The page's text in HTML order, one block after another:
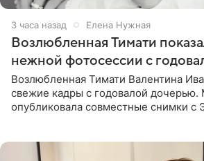
3 часа назад Елена Нужная
Возлюбленная Тимати
нежной фотосессии с
Возлюбленная Тимати Валентина
свежие кадры с годовалой дочерью.
опубликовала совместные снимки с